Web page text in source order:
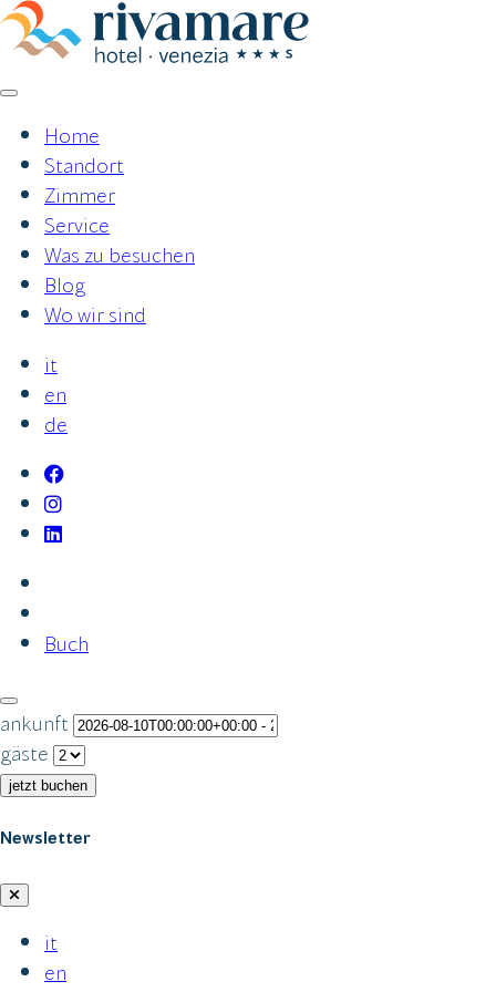
Zum
Inhalt
Home
Standort
Zimmer
Service
Was zu besuchen
Blog
Wo wir sind
it
en
de
Buch
ankunft
gäste
jetzt buchen
Newsletter
it
en